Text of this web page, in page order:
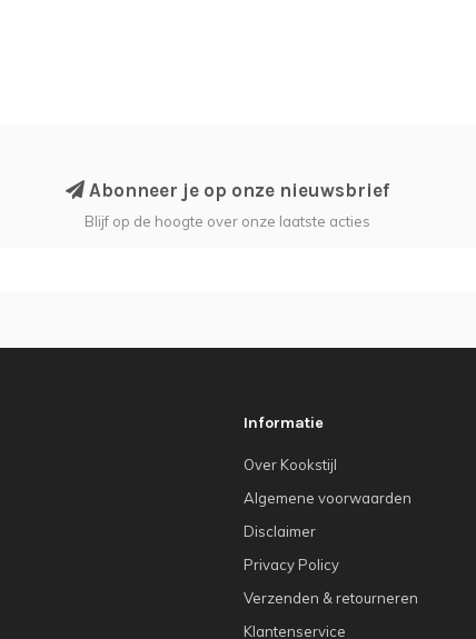
Abonneer je op onze nieuwsbrief
Blijf op de hoogte over onze laatste acties
Informatie
Over Kookstijl
Algemene voorwaarden
Disclaimer
Privacy Policy
Verzenden & retourneren
Klantenservice